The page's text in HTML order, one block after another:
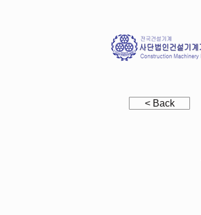
< Back